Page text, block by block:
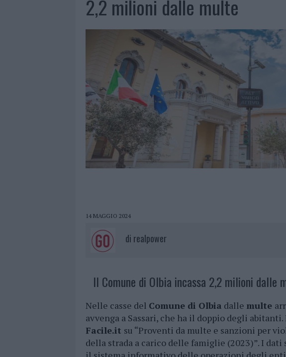
2,2 milioni dalle multe
14 MAGGIO 2024
di realpower
Il Comune di Olbia incassa 2,2 milioni dalle
Nelle casse del Comune di Olbia dalle multe
avvenga a Sassari, che ha il doppio degli
Facile.it su “Proventi da multe e sanzioni per
della strada a carico delle famiglie (2023)”. I